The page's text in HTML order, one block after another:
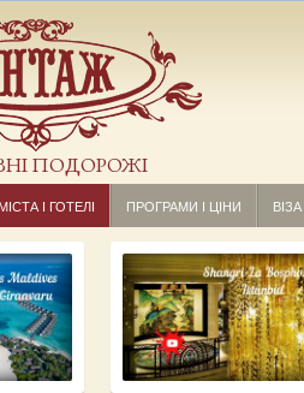
ПОДОРОЖІ
МІСТА І ГОТЕЛІ ПРОГРАМИ І ЦІНИ ВІЗА